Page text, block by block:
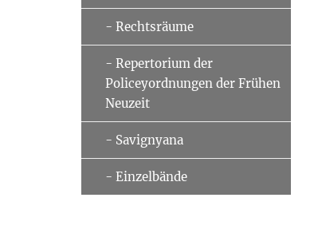
- Rechtsräume
- Repertorium der
Policeyordnungen der Frühen
Neuzeit
- Savignyana
- Einzelbände